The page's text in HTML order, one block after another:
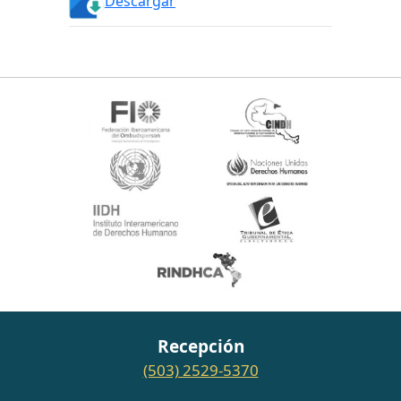
Recepción
(503) 2529-5370